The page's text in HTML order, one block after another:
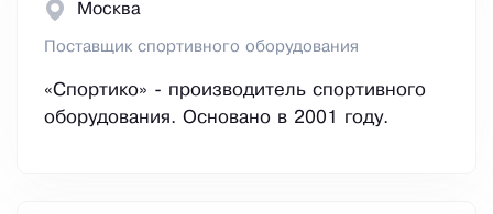
Москва
Поставщик спортивного оборудования
«Спортико» - производитель спортивного
оборудования. Основано в 2001 году.